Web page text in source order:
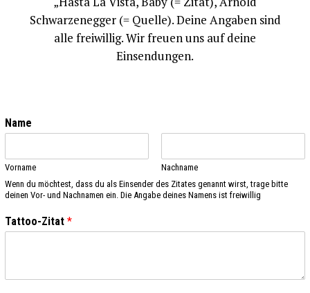
Schwarzenegger (= Quelle). Deine Angaben sind
alle freiwillig. Wir freuen uns auf deine
Einsendungen.
Name
Vorname
Nachname
Wenn du möchtest, dass du als Einsender des Zitates genannt wirst, trage bitte
deinen Vor- und Nachnamen ein. Die Angabe deines Namens ist freiwillig
Tattoo-Zitat *